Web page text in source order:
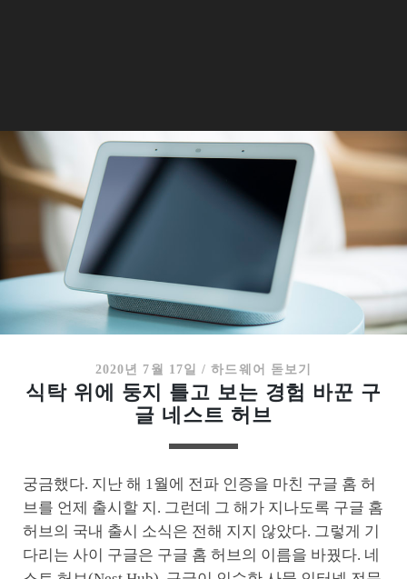
2020년 7월 17일 /하드웨어 돋보기
식탁 위에 둥지 틀고 보는 경험 바꾼 구
글 네스트 허브
궁금했다. 지난 해 1월에 전파 인증을 마친 구글 홈 허
브를 언제 출시할 지. 그런데 그 해가 지나도록 구글 홈
허브의 국내 출시 소식은 전해 지지 않았다. 그렇게 기
다리는 사이 구글은 구글 홈 허브의 이름을 바꿨다. 네